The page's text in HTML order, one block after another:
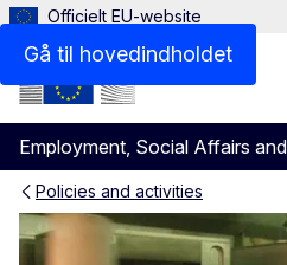
Gå til hovedindholdet
Officielt EU-website
Employment, Social Affairs
Menu
Policies and activities
Den